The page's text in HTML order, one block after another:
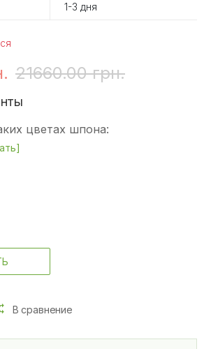
1-3 дня
21660.00 грн.
цветах шпона:
В сравнение